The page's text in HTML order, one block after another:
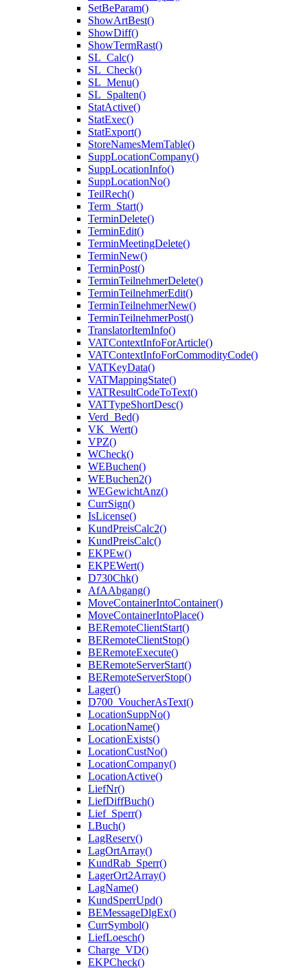
SetBeParam()
ShowArtBest()
ShowDiff()
ShowTermRast()
SL_Calc()
SL_Check()
SL_Menu()
SL_Spalten()
StatActive()
StatExec()
StatExport()
StoreNamesMemTable()
SuppLocationCompany()
SuppLocationInfo()
SuppLocationNo()
TeilRech()
Term_Start()
TerminDelete()
TerminEdit()
TerminMeetingDelete()
TerminNew()
TerminPost()
TerminTeilnehmerDelete()
TerminTeilnehmerEdit()
TerminTeilnehmerNew()
TerminTeilnehmerPost()
TranslatorItemInfo()
VATContextInfoForArticle()
VATContextInfoForCommodityCode()
VATKeyData()
VATMappingState()
VATResultCodeToText()
VATTypeShortDesc()
Verd_Bed()
VK_Wert()
VPZ()
WCheck()
WEBuchen()
WEBuchen2()
WEGewichtAnz()
CurrSign()
IsLicense()
KundPreisCalc2()
KundPreisCalc()
EKPEw()
EKPEWert()
D730Chk()
AfAAbgang()
MoveContainerIntoContainer()
MoveContainerIntoPlace()
BERemoteClientStart()
BERemoteClientStop()
BERemoteExecute()
BERemoteServerStart()
BERemoteServerStop()
Lager()
D700_VoucherAsText()
LocationSuppNo()
LocationName()
LocationExists()
LocationCustNo()
LocationCompany()
LocationActive()
LiefNr()
LiefDiffBuch()
Lief_Sperr()
LBuch()
LagReserv()
LagOrtArray()
KundRab_Sperr()
LagerOrt2Array()
LagName()
KundSperrUpd()
BEMessageDlgEx()
CurrSymbol()
LiefLoesch()
Charge_VD()
EKPCheck()